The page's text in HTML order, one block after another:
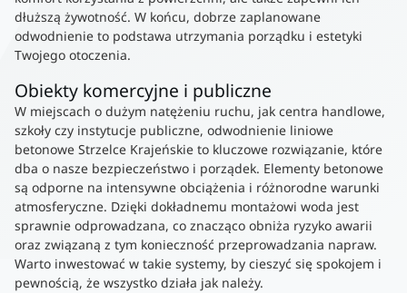
dłuższą żywotność. W końcu, dobrze zaplanowane
odwodnienie to podstawa utrzymania porządku i estetyki
Twojego otoczenia.
Obiekty komercyjne i publiczne
W miejscach o dużym natężeniu ruchu, jak centra handlowe,
szkoły czy instytucje publiczne, odwodnienie liniowe
betonowe Strzelce Krajeńskie to kluczowe rozwiązanie, które
dba o nasze bezpieczeństwo i porządek. Elementy betonowe
są odporne na intensywne obciążenia i różnorodne warunki
atmosferyczne. Dzięki dokładnemu montażowi woda jest
sprawnie odprowadzana, co znacząco obniża ryzyko awarii
oraz związaną z tym konieczność przeprowadzania napraw.
Warto inwestować w takie systemy, by cieszyć się spokojem i
pewnością, że wszystko działa jak należy.